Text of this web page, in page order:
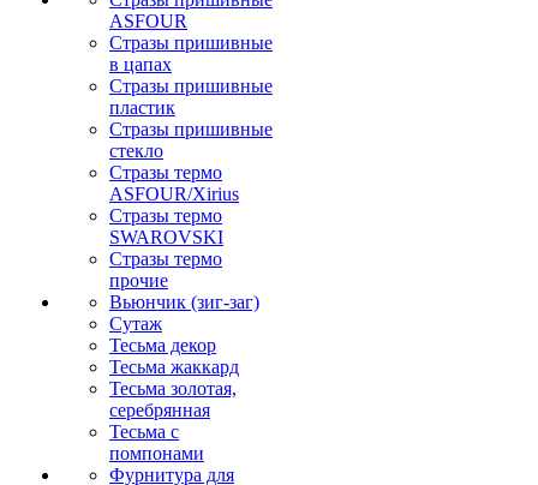
ASFOUR
Стразы пришивные
в цапах
Стразы пришивные
пластик
Стразы пришивные
стекло
Стразы термо
ASFOUR/Xirius
Стразы термо
SWAROVSKI
Стразы термо
прочие
Вьюнчик (зиг-заг)
Сутаж
Тесьма декор
Тесьма жаккард
Тесьма золотая,
серебрянная
Тесьма с
помпонами
Фурнитура для